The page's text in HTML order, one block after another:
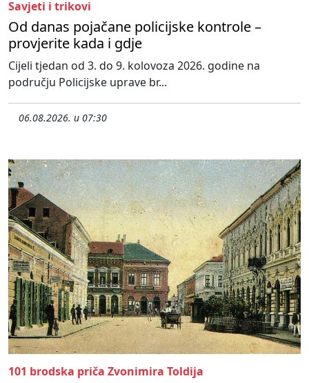
Savjeti i trikovi
Od danas pojačane policijske kontrole –
provjerite kada i gdje
Cijeli tjedan od 3. do 9. kolovoza 2026. godine na
području Policijske uprave br...
06.08.2026. u 07:30
101 brodska priča Zvonimira Toldija